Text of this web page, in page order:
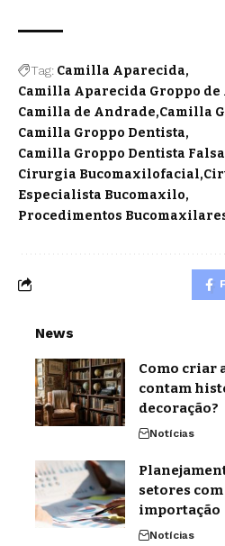
Tag: Camilla Aparecida
Camilla Aparecida Groppo
Camilla de Andrade Camilla
Camilla Groppo Dentista
Camilla Groppo Dentista Falsa
Cirurgia Bucomaxilofacial
Especialista Bucomaxilo
Procedimentos
News
Como criar
contam
decoração?
Notícias
setores
importação
Notícias